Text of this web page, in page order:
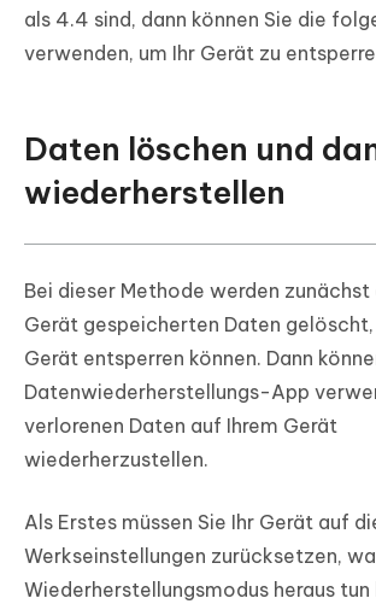
als 4.4 sind, dann können Sie die
verwenden, um Ihr Gerät zu
Daten löschen und
wiederherstellen
Bei dieser Methode werden
Gerät gespeicherten Daten
Gerät entsperren können. Dann
Datenwiederherstellungs-App
verlorenen Daten auf Ihrem Gerät
wiederherzustellen.
Als Erstes müssen Sie Ihr Gerät auf
Werkseinstellungen zurücksetzen,
Wiederherstellungsmodus heraus tun